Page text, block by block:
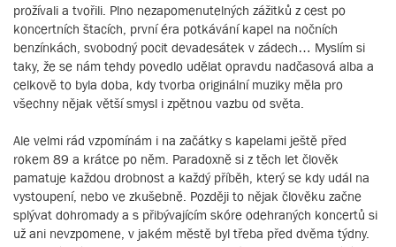
prožívali a tvořili. Plno nezapomenutelných zážitků z cest po
koncertních štacích, první éra potkávání kapel na nočních
benzínkách, svobodný pocit devadesátek v zádech… Myslím si
taky, že se nám tehdy povedlo udělat opravdu nadčasová alba a
celkově to byla doba, kdy tvorba originální muziky měla pro
všechny nějak větší smysl i zpětnou vazbu od světa.
Ale velmi rád vzpomínám i na začátky s kapelami ještě před
rokem 89 a krátce po něm. Paradoxně si z těch let člověk
pamatuje každou drobnost a každý příběh, který se kdy udál na
vystoupení, nebo ve zkušebně. Později to nějak člověku začne
splývat dohromady a s přibývajícím skóre odehraných koncertů si
už ani nevzpomene, v jakém městě byl třeba před dvěma týdny.